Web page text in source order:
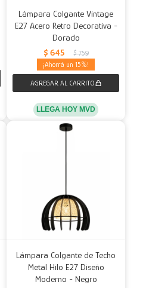
Lámpara Colgante Vintage
E27 Acero Retro Decorativa -
Dorado
$ 645 $ 759
15
LLEGA HOY MVD
Lámpara Colgante de Techo
Metal Hilo E27 Diseño
Moderno - Negro